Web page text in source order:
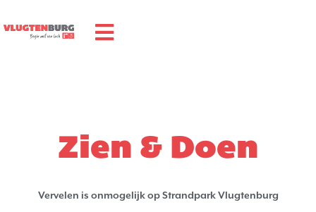
Zien & Doen
Vervelen is onmogelijk op Strandpark Vlugtenburg